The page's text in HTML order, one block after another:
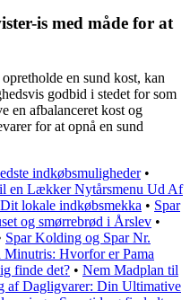
is med måde for at
en sund kost, kan
godbid i stedet for som
en afbalanceret kost og
for at opnå en sund
indkøbsmuligheder•
en Lækker Nytårsmenu Ud Af
lokale indkøbsmekka • Spar
og smørrebrød i Årslev •
Spar Kolding og Spar Nr.
Minutris: Hvorfor er Pama
finde det? • Nem Madplan til
af Dagligvarer: Din Ultimative